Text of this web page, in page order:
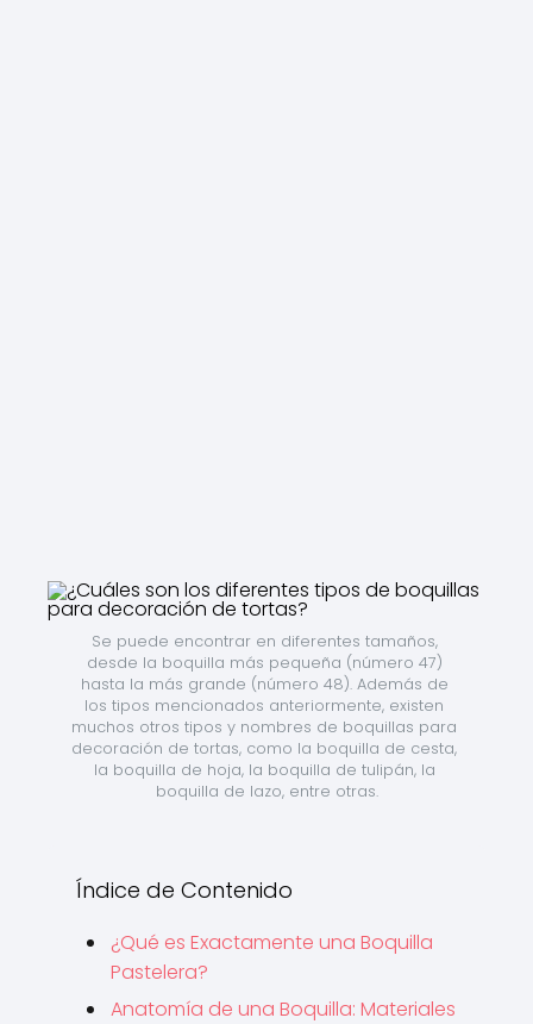
Se puede encontrar en diferentes tamaños,
desde la boquilla más pequeña (número 47)
hasta la más grande (número 48). Además de
los tipos mencionados anteriormente, existen
muchos otros tipos y nombres de boquillas para
decoración de tortas, como la boquilla de cesta,
la boquilla de hoja, la boquilla de tulipán, la
boquilla de lazo, entre otras.
Índice de Contenido
¿Qué es Exactamente una Boquilla
Pastelera?
Anatomía de una Boquilla: Materiales